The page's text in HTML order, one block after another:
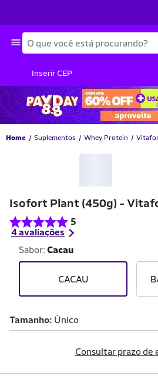
Busca
Inserir CEP
Home Suplementos Whey Protein
Isofort Plant (450g) -
5
4 avaliações
Sabor: Cacau
CACAU
Tamanho Único
Consultar prazo de